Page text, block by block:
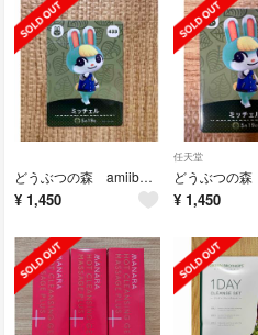
どうぶつの森 amiiboカード ミッチェル
¥ 1,450
任天堂
¥ 1,450